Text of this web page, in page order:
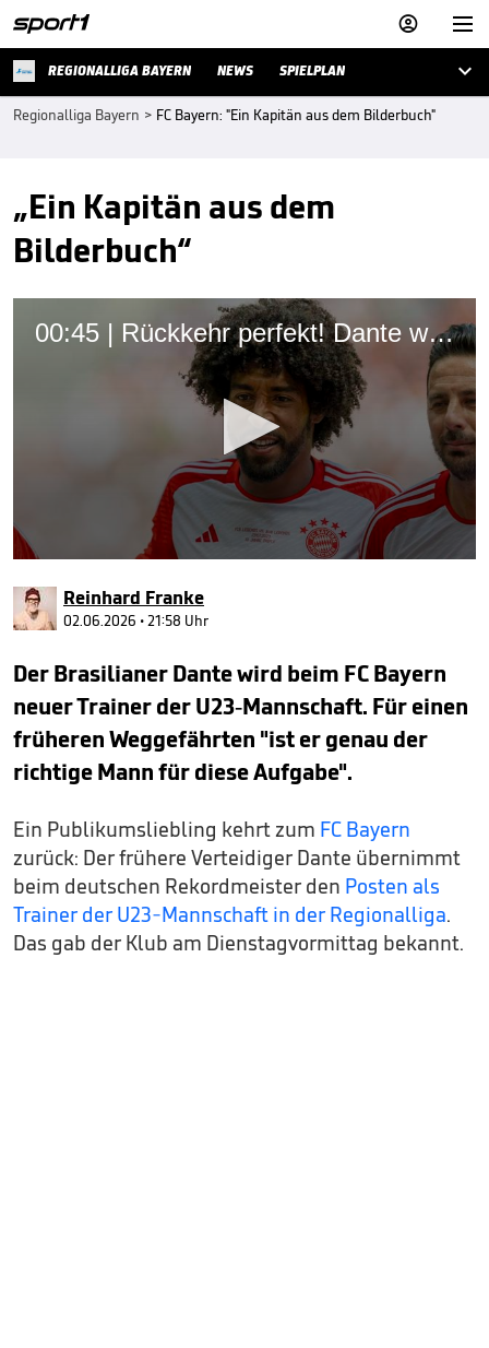


REGIONALLIGA BAYERN NEWS SPIELPLAN 
Regionalliga Bayern > FC Bayern: "Ein Kapitän aus dem Bilderbuch"
„Ein Kapitän aus dem
Bilderbuch“
00:45 | Rückkehr perfekt! Dante wieder beim FC Bayern
seconds
of
45
seconds
Reinhard Franke
02.06.2026 • 21:58 Uhr
Der Brasilianer Dante wird beim FC Bayern
neuer Trainer der U23-Mannschaft. Für einen
früheren Weggefährten "ist er genau der
richtige Mann für diese Aufgabe".
Ein Publikumsliebling kehrt zum FC Bayern
zurück: Der frühere Verteidiger Dante übernimmt
beim deutschen Rekordmeister den Posten als
Trainer der U23-Mannschaft in der Regionalliga.
Das gab der Klub am Dienstagvormittag bekannt.